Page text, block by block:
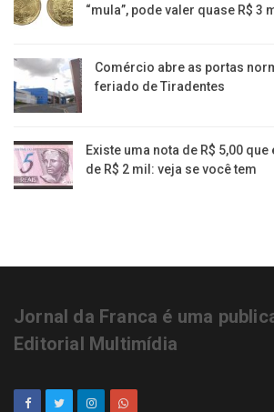
“mula”, pode valer quase R$ 3
Comércio abre as portas
feriado de Tiradentes
Existe uma nota de R$ 5,00
de R$ 2 mil: veja se você tem
Jornal da Franca é uma
Editorial Multimídia